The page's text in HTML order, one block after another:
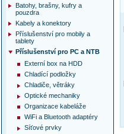
Batohy, brašny, kufry a
pouzdra
Kabely a konektory
Příslušenství pro mobily a
tablety
Příslušenství pro PC a NTB
Externí box na HDD
Chladící podložky
Chladiče, větráky
Optické mechaniky
Organizace kabeláže
WiFi a Bluetooth adaptéry
Síťové prvky